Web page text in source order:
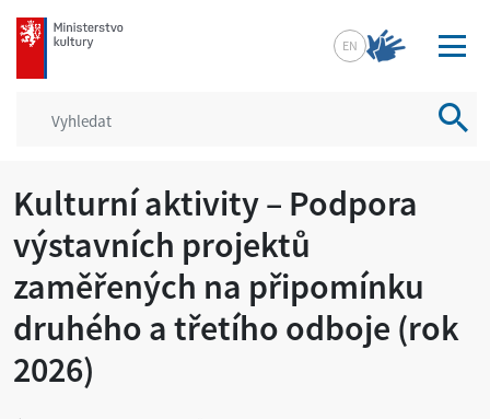
mkcr.cz
EN
Kulturní aktivity – Podpora
výstavních projektů
zaměřených na připomínku
druhého a třetího odboje (rok
2026)